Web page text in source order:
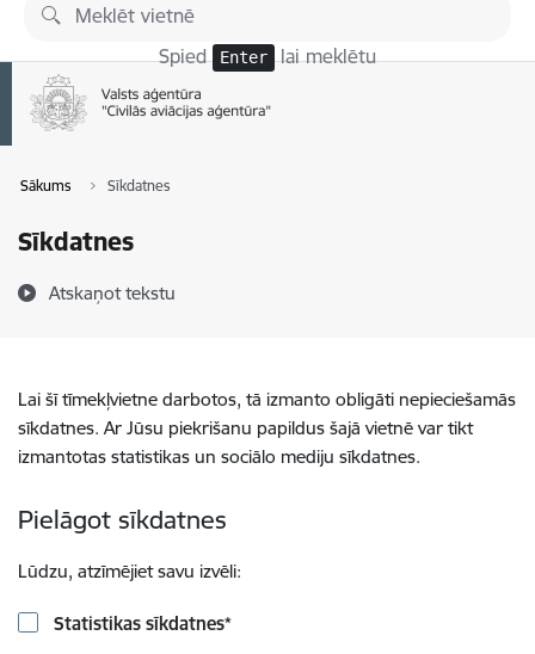
Pāriet uz lapas saturu
Spied Enter lai meklētu
Sākums Sīkdatnes
Sīkdatnes
Atskaņot tekstu
Lai šī tīmekļvietne darbotos, tā izmanto obligāti nepieciešamās
sīkdatnes. Ar Jūsu piekrišanu papildus šajā vietnē var tikt
izmantotas statistikas un sociālo mediju sīkdatnes.
Pielāgot sīkdatnes
Lūdzu, atzīmējiet savu izvēli:
Statistikas sīkdatnes*